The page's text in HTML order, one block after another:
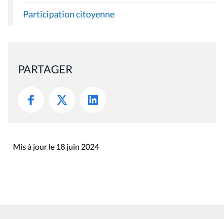
Participation citoyenne
PARTAGER
Mis à jour le 18 juin 2024